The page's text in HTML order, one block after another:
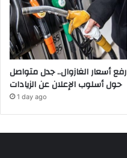
رفع أسعار الغازوال.. جدل متواصل
حول أسلوب الإعلان عن الزيادات
1 day ago